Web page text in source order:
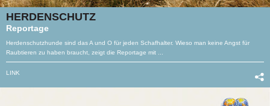
HERDENSCHUTZ
Reportage
Herdenschutzhunde sind das A und O für jeden Schafhalter. Wieso man keine Angst für
Raubtieren zu haben braucht, zeigt die Reportage mit ...
LINK